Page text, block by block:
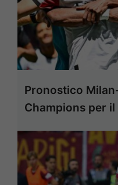
Pronostico
Champions per